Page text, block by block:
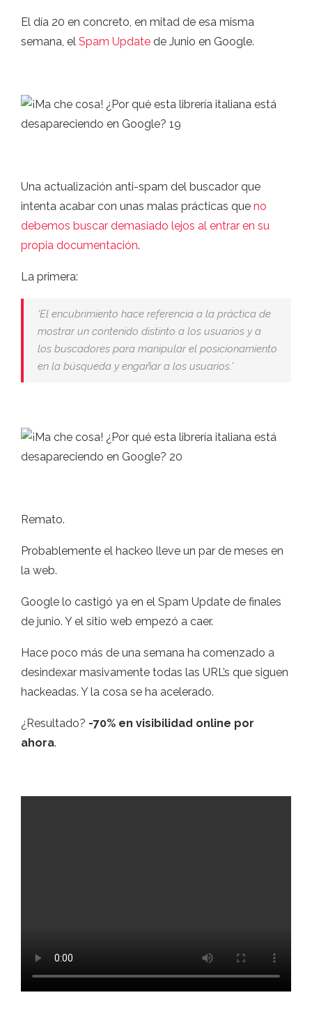
El día 20 en concreto, en mitad de esa misma
semana, el Spam Update de Junio en Google.
Una actualización anti-spam del buscador que
intenta acabar con unas malas prácticas que no
debemos buscar demasiado lejos al entrar en su
propia documentación.
La primera:
‘El encubrimiento hace referencia a la práctica de
mostrar un contenido distinto a los usuarios y a
los buscadores para manipular el posicionamiento
en la búsqueda y engañar a los usuarios.’
Remato.
Probablemente el hackeo lleve un par de meses en
la web.
Google lo castigó ya en el Spam Update de finales
de junio. Y el sitio web empezó a caer.
Hace poco más de una semana ha comenzado a
desindexar masivamente todas las URL’s que siguen
hackeadas. Y la cosa se ha acelerado.
¿Resultado? -70% en visibilidad online por
ahora.